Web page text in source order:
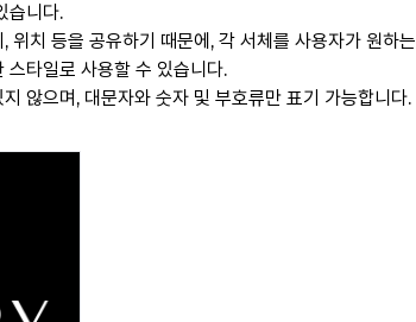
습니다.
위치 등을 공유하기 때문에, 각 서체를 사용자가 원하는
스타일로 사용할 수 있습니다.
않으며, 대문자와 숫자 및 부호류만 표기 가능합니다.